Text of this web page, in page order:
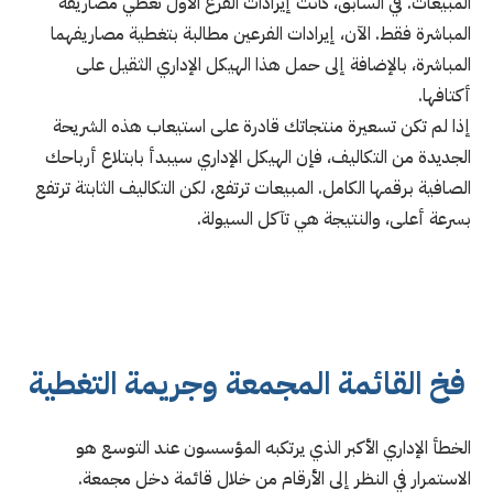
المباشرة فقط. الآن، إيرادات الفرعين مطالبة بتغطية مصاريفهما
المباشرة، بالإضافة إلى حمل هذا الهيكل الإداري الثقيل على
أكتافها.
إذا لم تكن تسعيرة منتجاتك قادرة على استيعاب هذه الشريحة
الجديدة من التكاليف، فإن الهيكل الإداري سيبدأ بابتلاع أرباحك
الصافية برقمها الكامل. المبيعات ترتفع، لكن التكاليف الثابتة ترتفع
بسرعة أعلى، والنتيجة هي تآكل السيولة.
فخ القائمة المجمعة وجريمة التغطية
الخطأ الإداري الأكبر الذي يرتكبه المؤسسون عند التوسع هو
الاستمرار في النظر إلى الأرقام من خلال قائمة دخل مجمعة.